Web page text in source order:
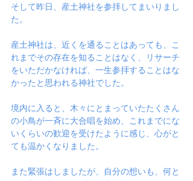
そして昨日、産土神社を参拝してまいりまし
た。
産土神社は、近くを通ることはあっても、こ
れまでその存在を知ることはなく、リサーチ
をいただかなければ、一生参拝することはな
かったと思われる神社でした。
境内に入ると、木々にとまっていたたくさん
の小鳥が一斉に大合唱を始め、これまでにな
いくらいの歓迎を受けたように感じ、心がと
ても温かくなりました。
また緊張はしましたが、自分の想いも、何と